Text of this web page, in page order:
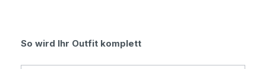
Produktgalerie überspringen
So wird Ihr Outfit komplett